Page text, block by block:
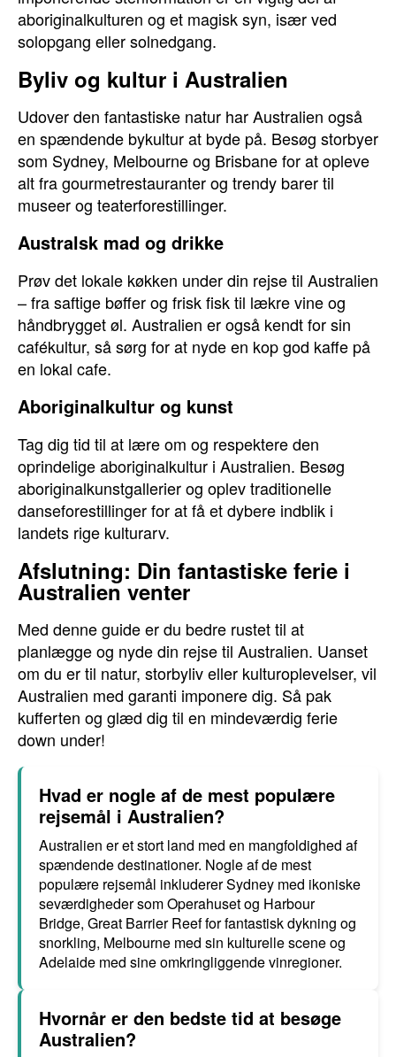
aboriginalkulturen og et magisk syn, især ved
solopgang eller solnedgang.
Byliv og kultur i Australien
Udover den fantastiske natur har Australien også
en spændende bykultur at byde på. Besøg storbyer
som Sydney, Melbourne og Brisbane for at opleve
alt fra gourmetrestauranter og trendy barer til
museer og teaterforestillinger.
Australsk mad og drikke
Prøv det lokale køkken under din rejse til Australien
– fra saftige bøffer og frisk fisk til lækre vine og
håndbrygget øl. Australien er også kendt for sin
cafékultur, så sørg for at nyde en kop god kaffe på
en lokal cafe.
Aboriginalkultur og kunst
Tag dig tid til at lære om og respektere den
oprindelige aboriginalkultur i Australien. Besøg
aboriginalkunstgallerier og oplev traditionelle
danseforestillinger for at få et dybere indblik i
landets rige kulturarv.
Afslutning: Din fantastiske ferie i
Australien venter
Med denne guide er du bedre rustet til at
planlægge og nyde din rejse til Australien. Uanset
om du er til natur, storbyliv eller kulturoplevelser, vil
Australien med garanti imponere dig. Så pak
kufferten og glæd dig til en mindeværdig ferie
down under!
Hvad er nogle af de mest populære
rejsemål i Australien?
Australien er et stort land med en mangfoldighed af
spændende destinationer. Nogle af de mest
populære rejsemål inkluderer Sydney med ikoniske
seværdigheder som Operahuset og Harbour
Bridge, Great Barrier Reef for fantastisk dykning og
snorkling, Melbourne med sin kulturelle scene og
Adelaide med sine omkringliggende vinregioner.
Hvornår er den bedste tid at besøge
Australien?